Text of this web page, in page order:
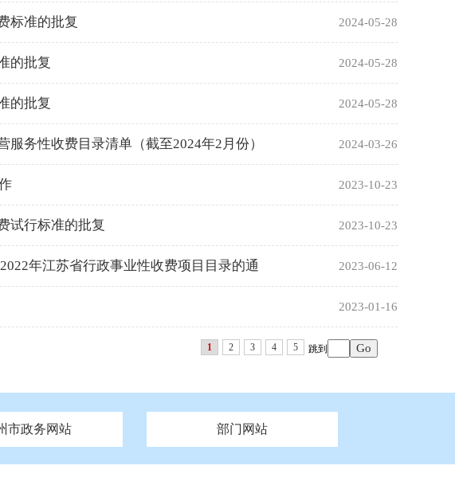
标准的批复 2024-05-28
的批复 2024-05-28
的批复 2024-05-28
务性收费目录清单（截至2024年2月份） 2024-03-26
2023-10-23
试行标准的批复 2023-10-23
年江苏省行政事业性收费项目目录的通 2023-06-12
2023-01-16
1 2 3 4 5 跳到
江苏 浙江 安徽 福建 江西 河南 湖北
镇江市政府 扬州市政府 泰州市政府 盐城市政府
市政务网站
市司法局 市财政局 市人社局 市自然资源和规划局
部门网站
组织部